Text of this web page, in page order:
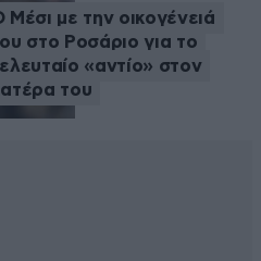
Μέσι με την οικογένειά
στο Ροσάριο για το
«αντίο» στον
του